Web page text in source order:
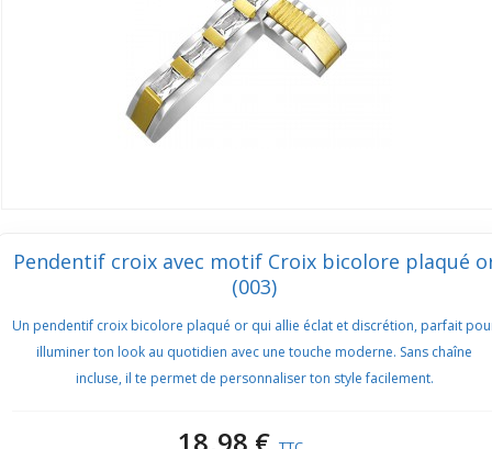
Pendentif croix avec motif Croix bicolore plaqué
(003)
Un pendentif croix bicolore plaqué or qui allie éclat et discrétion, parfait
illuminer ton look au quotidien avec une touche moderne. Sans chaîne
incluse, il te permet de personnaliser ton style facilement.